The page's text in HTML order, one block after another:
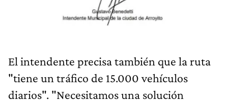
El intendente precisa también que la ruta
"tiene un tráfico de 15.000 vehículos
diarios". "Necesitamos una solución